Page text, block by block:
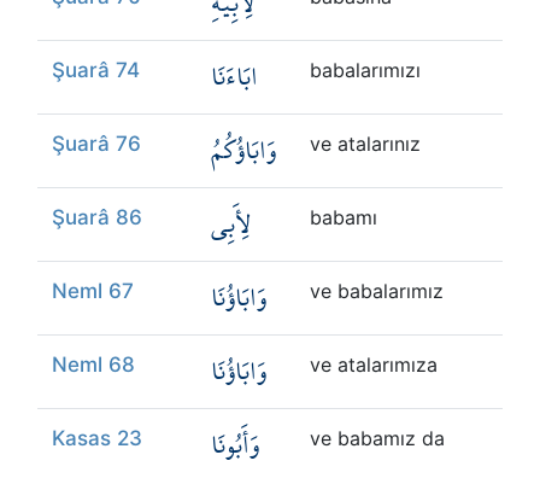
Şuarâ 74 ابَاءَنَا babalarımızı
Şuarâ 76 وَابَاؤُكُمُ ve atalarınız
Şuarâ 86 لِأَبِي babamı
Neml 67 وَابَاؤُنَا ve babalarımız
Neml 68 وَابَاؤُنَا ve atalarımıza
Kasas 23 وَأَبُونَا ve babamız da